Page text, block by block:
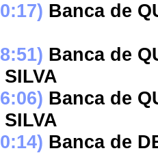
Banca de
Banca de
Banca de
Banca de